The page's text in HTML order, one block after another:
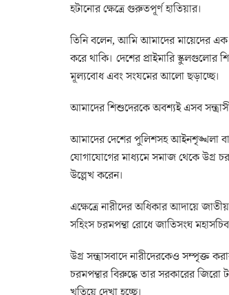
হটানোর ক্ষেত্রে গুরুতপূর্ণ হাতিয়ার।
তিনি বলেন, আমি আমাদের মায়েদের
করে থাকি। দেশের প্রাইমারি
মূল্যবোধ এবং সংযমের আলো ছড়াচ্ছে।
আমাদের শিশুদেরকে অবশ্যই এসব
আমাদের দেশের পুলিশসহ আইনশৃঙ্খলা
যোগাযোগের মাধ্যমে সমাজ থেকে উগ্র
উল্লেখ করেন।
এক্ষেত্রে নারীদের অধিকার আদায়ে
সহিংস চরমপন্থা রোধে জাতিসংঘ
উগ্র সন্ত্রাসবাদে নারীদেরকেও সম্পৃক্ত
চরমপন্থার বিরুদ্ধে তার সরকারের জিরো
খতিয়ে দেখা হচ্ছে।